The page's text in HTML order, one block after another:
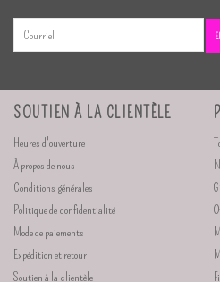
SOUTIEN À LA CLIENTÈLE
Heures d'ouverture
À propos de nous
Conditions générales
Politique de confidentialité
Mode de paiements
Expédition et retour
Soutien à la clientèle